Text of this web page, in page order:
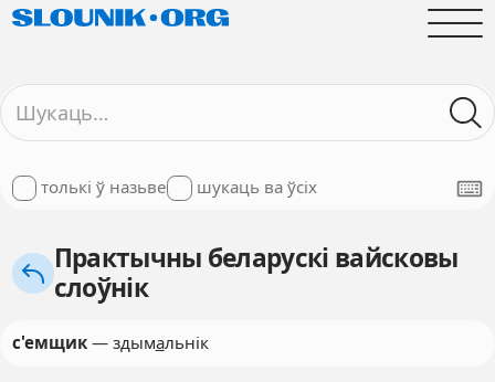
толькі ў назьве шукаць ва ўсіх
Практычны беларускі вайсковы
слоўнік
с'емщик— здымальнік